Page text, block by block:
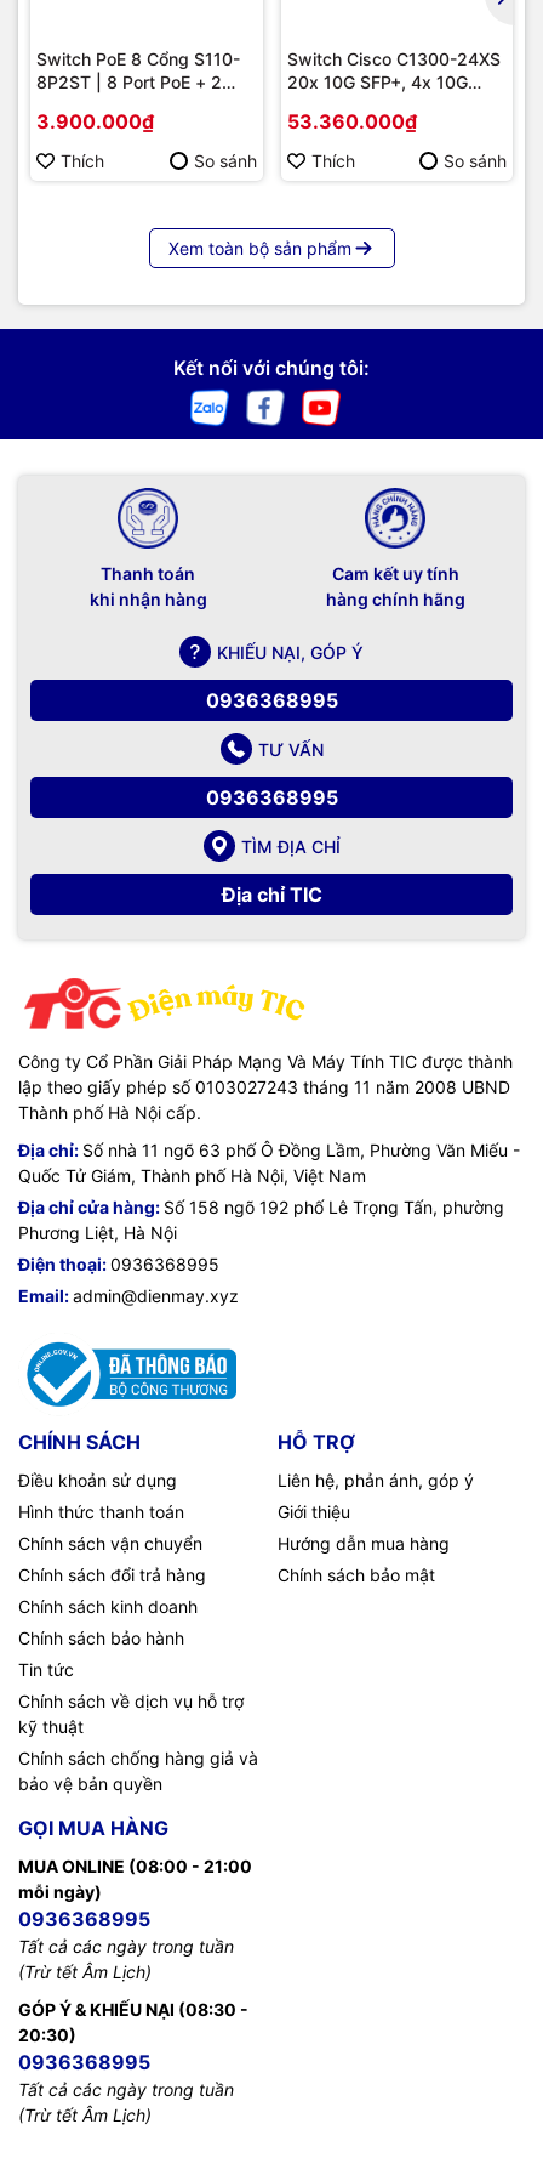
Switch PoE 8 Cổng S110-
8P2ST | 8 Port PoE + 2
3.900.000₫
Thích So sánh
Switch Cisco C1300-24XS
20x 10G SFP+, 4x 10G
Hàng chính hãng
53.360.000₫
Thích So sánh
Xem toàn bộ sản phẩm
Kết nối với chúng tôi:
Thanh toán
khi nhận hàng
Cam kết uy tính
hàng chính hãng
KHIẾU NẠI, GÓP Ý
0936368995
TƯ VẤN
0936368995
TÌM ĐỊA CHỈ
Địa chỉ TIC
Công ty Cổ Phần Giải Pháp Mạng Và Máy Tính TIC được thành
lập theo giấy phép số 0103027243 tháng 11 năm 2008 UBND
Thành phố Hà Nội cấp.
Địa chỉ: Số nhà 11 ngõ 63 phố Ô Đồng Lầm, Phường Văn Miếu -
Quốc Tử Giám, Thành phố Hà Nội, Việt Nam
Địa chỉ cửa hàng: Số 158 ngõ 192 phố Lê Trọng Tấn, phường
Phương Liệt, Hà Nội
Điện thoại:0936368995
Email:admin@dienmay.xyz
CHÍNH SÁCH
Điều khoản sử dụng
Hình thức thanh toán
Chính sách vận chuyển
Chính sách đổi trả hàng
Chính sách kinh doanh
Chính sách bảo hành
Tin tức
Chính sách về dịch vụ hỗ trợ
kỹ thuật
Chính sách chống hàng giả và
bảo vệ bản quyền
HỖ TRỢ
Liên hệ, phản ánh, góp ý
Giới thiệu
Hướng dẫn mua hàng
Chính sách bảo mật
GỌI MUA HÀNG
MUA ONLINE (08:00 - 21:00
mỗi ngày)
0936368995
Tất cả các ngày trong tuần
(Trừ tết Âm Lịch)
GÓP Ý & KHIẾU NẠI (08:30 -
20:30)
0936368995
Tất cả các ngày trong tuần
(Trừ tết Âm Lịch)